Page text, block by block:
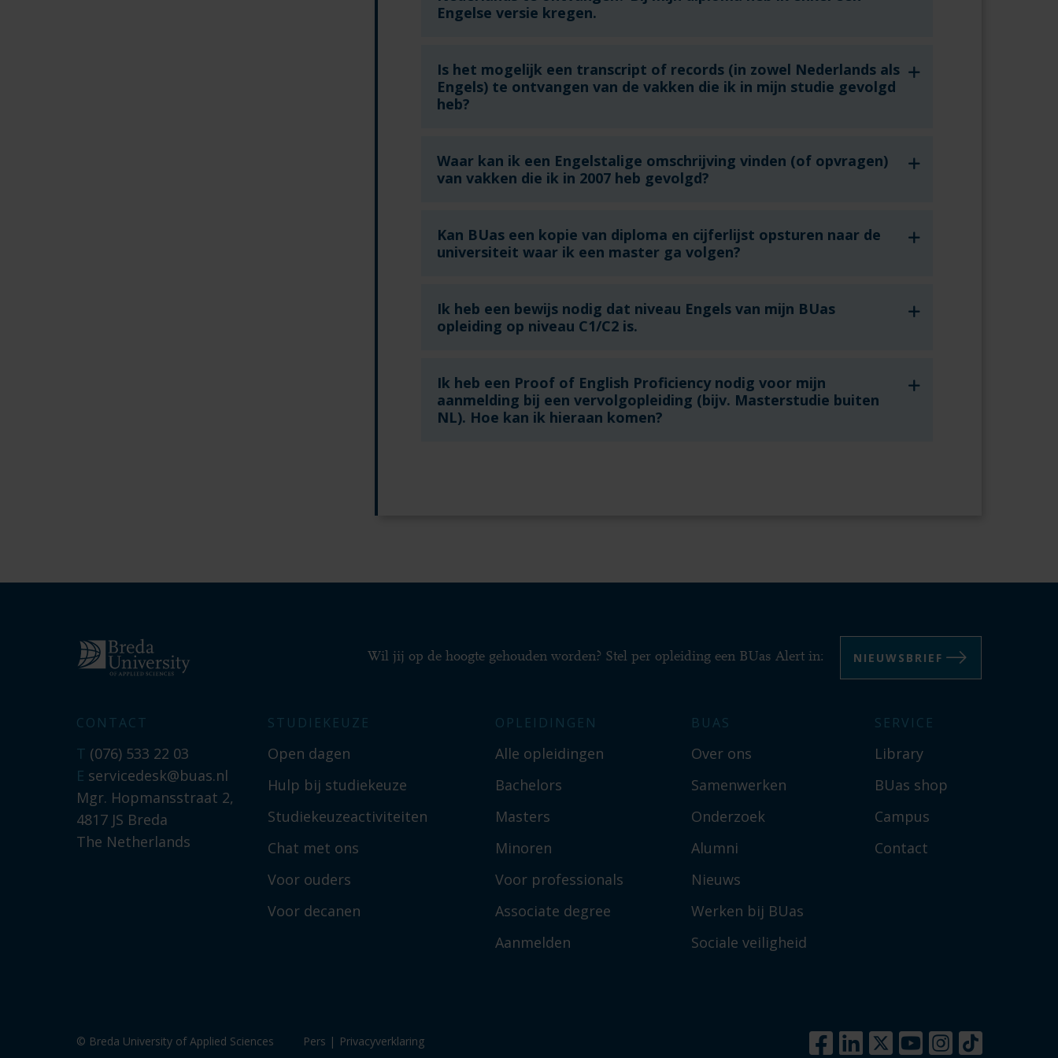
Engelse versie kregen.
Is het mogelijk een transcript of records (in zowel Nederlands als
Engels) te ontvangen van de vakken die ik in mijn studie gevolgd
heb?
Waar kan ik een Engelstalige omschrijving vinden (of opvragen)
van vakken die ik in 2007 heb gevolgd?
Kan BUas een kopie van diploma en cijferlijst opsturen naar de
universiteit waar ik een master ga volgen?
Ik heb een bewijs nodig dat niveau Engels van mijn BUas
opleiding op niveau C1/C2 is.
Ik heb een Proof of English Proficiency nodig voor mijn
aanmelding bij een vervolgopleiding (bijv. Masterstudie buiten
NL). Hoe kan ik hieraan komen?
Wil jij op de hoogte gehouden worden? Stel per opleiding een BUas Alert in: NIEUWSBRIEF
CONTACT
T (076) 533 22 03
E servicedesk@buas.nl
Mgr. Hopmansstraat 2,
4817 JS Breda
The Netherlands
STUDIEKEUZE
Open dagen
Hulp bij studiekeuze
Studiekeuzeactiviteiten
Chat met ons
Voor ouders
Voor decanen
OPLEIDINGEN
Alle opleidingen
Bachelors
Masters
Minoren
Voor professionals
Associate degree
Aanmelden
BUAS
Over ons
Samenwerken
Onderzoek
Alumni
Nieuws
Werken bij BUas
Sociale veiligheid
SERVICE
Library
BUas shop
Campus
Contact
© Breda University of Applied Sciences Pers | Privacyverklaring